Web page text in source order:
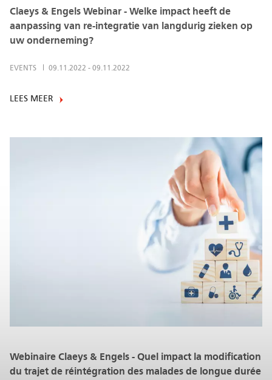
Claeys & Engels Webinar - Welke impact heeft de
aanpassing van re-integratie van langdurig zieken op
uw onderneming?
EVENTS 09.11.2022 - 09.11.2022
LEES MEER
Webinaire Claeys & Engels - Quel impact la modification
du trajet de réintégration des malades de longue durée